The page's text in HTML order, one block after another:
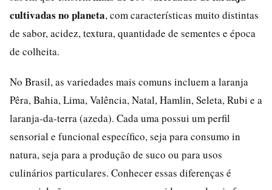
cultivadas no planeta, com características muito distintas
de sabor, acidez, textura, quantidade de sementes e época
de colheita.
No Brasil, as variedades mais comuns incluem a laranja
Pêra, Bahia, Lima, Valência, Natal, Hamlin, Seleta, Rubi e a
laranja-da-terra (azeda). Cada uma possui um perfil
sensorial e funcional específico, seja para consumo in
natura, seja para a produção de suco ou para usos
culinários particulares. Conhecer essas diferenças é